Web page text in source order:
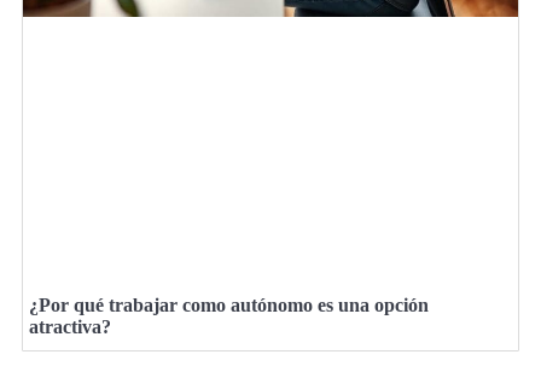
¿Por qué trabajar como autónomo es una opción
atractiva?